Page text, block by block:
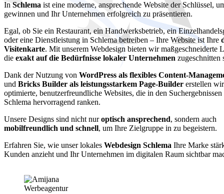
In Schlema ist eine moderne, ansprechende Website der Schlüssel,
gewinnen und Ihr Unternehmen erfolgreich zu präsentieren.
Egal, ob Sie ein Restaurant, ein Handwerksbetrieb, ein
oder eine Dienstleistung in Schlema betreiben – Ihre Website ist Ihre
Visitenkarte. Mit unserem Webdesign bieten wir maßgeschneiderte
die exakt auf die Bedürfnisse lokaler Unternehmen zugeschnitten
Dank der Nutzung von WordPress als flexibles Content-
und Bricks Builder als leistungsstarkem Page-Builder erstellen
optimierte, benutzerfreundliche Websites, die in den
Schlema hervorragend ranken.
Unsere Designs sind nicht nuroptisch ansprechend, sondern auch
mobilfreundlich und schnell, um Ihre Zielgruppe in zu begeistern.
Erfahren Sie, wie unser lokales Webdesign Schlema Ihre Marke
Kunden anzieht und Ihr Unternehmen im digitalen Raum sichtbar